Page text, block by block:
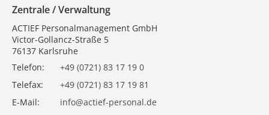
Zentrale / Verwaltung
ACTIEF Personalmanagement GmbH
Victor-Gollancz-Straße 5
76137 Karlsruhe
Telefon:
+49 (0721) 83 17 19 0
Telefax:
+49 (0721) 83 17 19 81
E-Mail:
info@actief-personal.de